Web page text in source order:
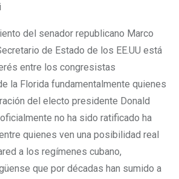
del senador republicano Marco
de Estado de los EE.UU está
entre los congresistas
la Florida fundamentalmente quienes
del electo presidente Donald
no ha sido ratificado ha
quienes ven una posibilidad real
a los regímenes cubano,
que por décadas han sumido a